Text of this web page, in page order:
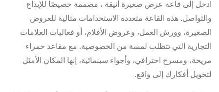
ادخل إلى قاعة عرض صغيرة أنيقة ، مصممة خصيصًا للإبداع
والتواصل. هذه القاعة متعددة الاستخدامات مثالية للعروض
الصغيرة، وورش العمل، وعروض الأفلام، أو فعاليات العلامات
التجارية التي تتطلب لمسة من الخصوصية. مع مقاعد حمراء
مريحة، ومسرح احترافي، وأجواء سينمائية، إنها المكان الأمثل
لتحويل أفكارك إلى واقع.